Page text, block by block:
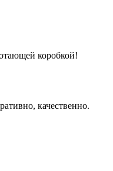
коробкой!
качественно.